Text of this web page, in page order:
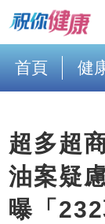
首頁 健
超多超
油案疑
曝「232